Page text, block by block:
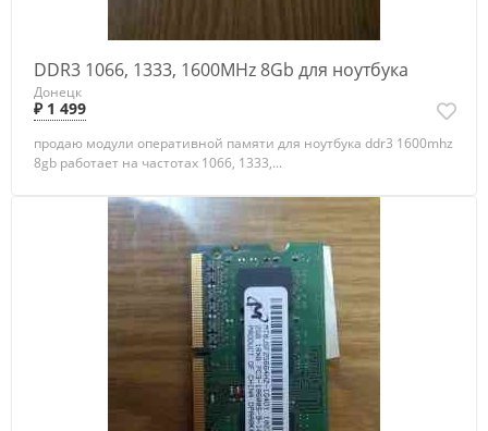
DDR3 1066, 1333, 1600MHz 8Gb для ноутбука
Донецк
₽ 1 499
продаю модули оперативной памяти для ноутбука ddr3 1600mhz
8gb работает на частотах 1066, 1333,...